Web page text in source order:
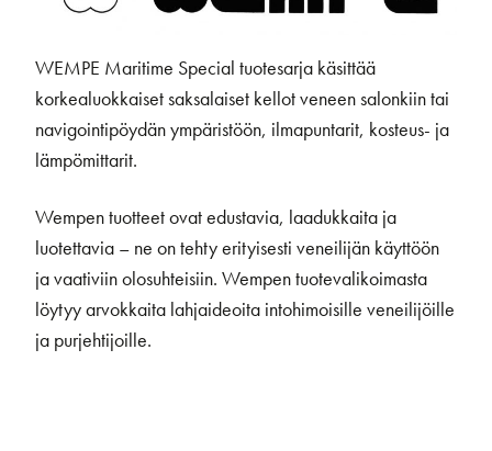
WEMPE Maritime Special tuotesarja käsittää
korkealuokkaiset saksalaiset kellot veneen salonkiin tai
navigointipöydän ympäristöön, ilmapuntarit, kosteus- ja
lämpömittarit.
Wempen tuotteet ovat edustavia, laadukkaita ja
luotettavia – ne on tehty erityisesti veneilijän käyttöön
ja vaativiin olosuhteisiin. Wempen tuotevalikoimasta
löytyy arvokkaita lahjaideoita intohimoisille veneilijöille
ja purjehtijoille.